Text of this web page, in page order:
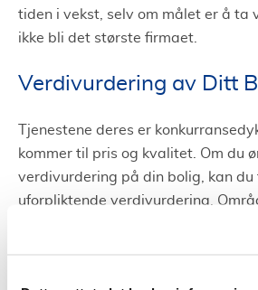
tiden i vekst, selv om målet er å ta
ikke bli det største firmaet.
Verdivurdering av Ditt
Tjenestene deres er
kommer til pris og kvalitet. Om du
verdivurdering på din bolig, kan du
uforpliktende verdivurdering.
dekker er Birkeland, Kristiansand,